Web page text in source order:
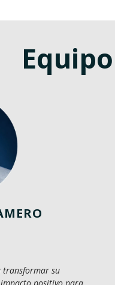
transformar su